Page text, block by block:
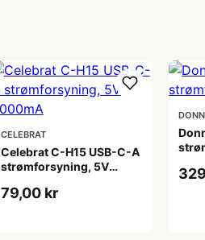
CELEBRAT
Celebrat C-H15 USB-C-A
strømforsyning, 5V
79,00 kr